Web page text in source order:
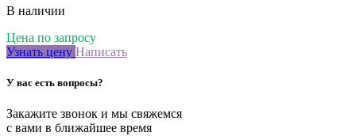
В наличии
Цена по запросу
Узнать цену Написать
У вас есть вопросы?
Закажите звонок и мы свяжемся
с вами в ближайшее время